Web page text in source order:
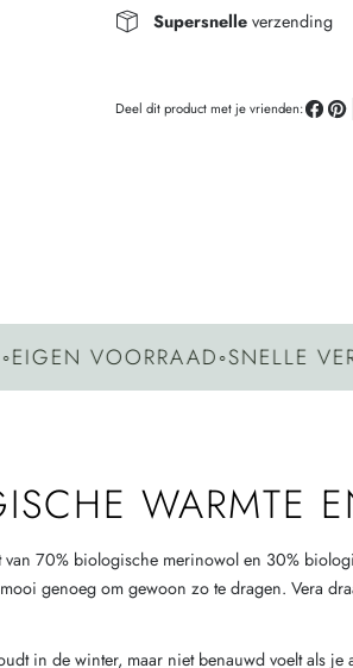
Supersnelle verzending
Deel dit product met je vrienden:
◦SNELLE
WARMTE
70% biologische merinowol en 30%
genoeg om gewoon zo te dragen. Vera
in de winter, maar niet benauwd voelt als